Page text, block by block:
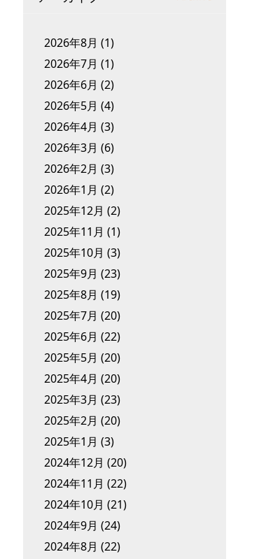
2026年8月 (1)
2026年7月 (1)
2026年6月 (2)
2026年5月 (4)
2026年4月 (3)
2026年3月 (6)
2026年2月 (3)
2026年1月 (2)
2025年12月 (2)
2025年11月 (1)
2025年10月 (3)
2025年9月 (23)
2025年8月 (19)
2025年7月 (20)
2025年6月 (22)
2025年5月 (20)
2025年4月 (20)
2025年3月 (23)
2025年2月 (20)
2025年1月 (3)
2024年12月 (20)
2024年11月 (22)
2024年10月 (21)
2024年9月 (24)
2024年8月 (22)